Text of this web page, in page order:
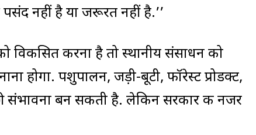
नहीं है या जरूरत नहीं है.’’
विकसित करना है तो स्थानीय संसाधन को
होगा. पशुपालन, जड़ी-बूटी, फॉरेस्ट प्रोडक्ट,
बन सकती है. लेकिन सरकार की नजर